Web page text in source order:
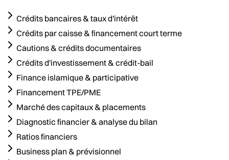
Crédits bancaires & taux d'intérêt
Crédits par caisse & financement court terme
Cautions & crédits documentaires
Crédits d'investissement & crédit-bail
Finance islamique & participative
Financement TPE/PME
Marché des capitaux & placements
Diagnostic financier & analyse du bilan
Ratios financiers
Business plan & prévisionnel